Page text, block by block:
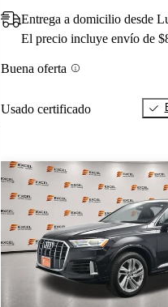
Entrega a domicilio desde
El precio incluye envío de
Buena oferta
Usado certificado